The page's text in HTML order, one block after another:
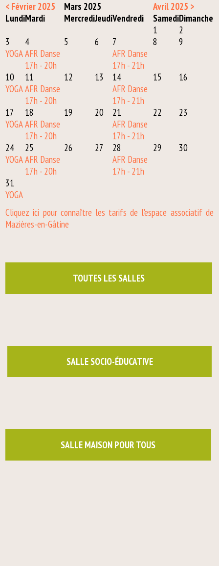
< Février 2025
Mars 2025
Avril 2025 >
LundiMardi MercrediJeudiVendredi SamediDimanche
1
2
3
YOGA
4
AFR Danse
17h - 20h
5 6
7
AFR Danse
17h - 21h
8 9
10
YOGA
11
AFR Danse
17h - 20h
12 13
14
AFR Danse
17h - 21h
15 16
17
YOGA
18
AFR Danse
17h - 20h
19 20
21
AFR Danse
17h - 21h
22 23
24
YOGA
25
AFR Danse
17h - 20h
26 27
28
AFR Danse
17h - 21h
29 30
31
YOGA
Cliquez ici pour connaître les tarifs de l'espace associatif de
Mazières-en-Gâtine
TOUTES LES SALLES
SALLE SOCIO-ÉDUCATIVE
SALLE MAISON POUR TOUS